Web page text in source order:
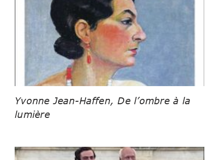
Yvonne Jean-Haffen, De l’ombre à la
lumière